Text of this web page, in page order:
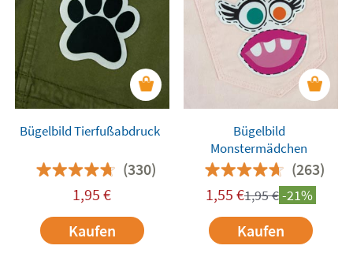
Bügelbild Tierfußabdruck
(330)
1,95 €
Kaufen
Bügelbild
Monstermädchen
(263)
1,55 €1,95€-21%
Kaufen